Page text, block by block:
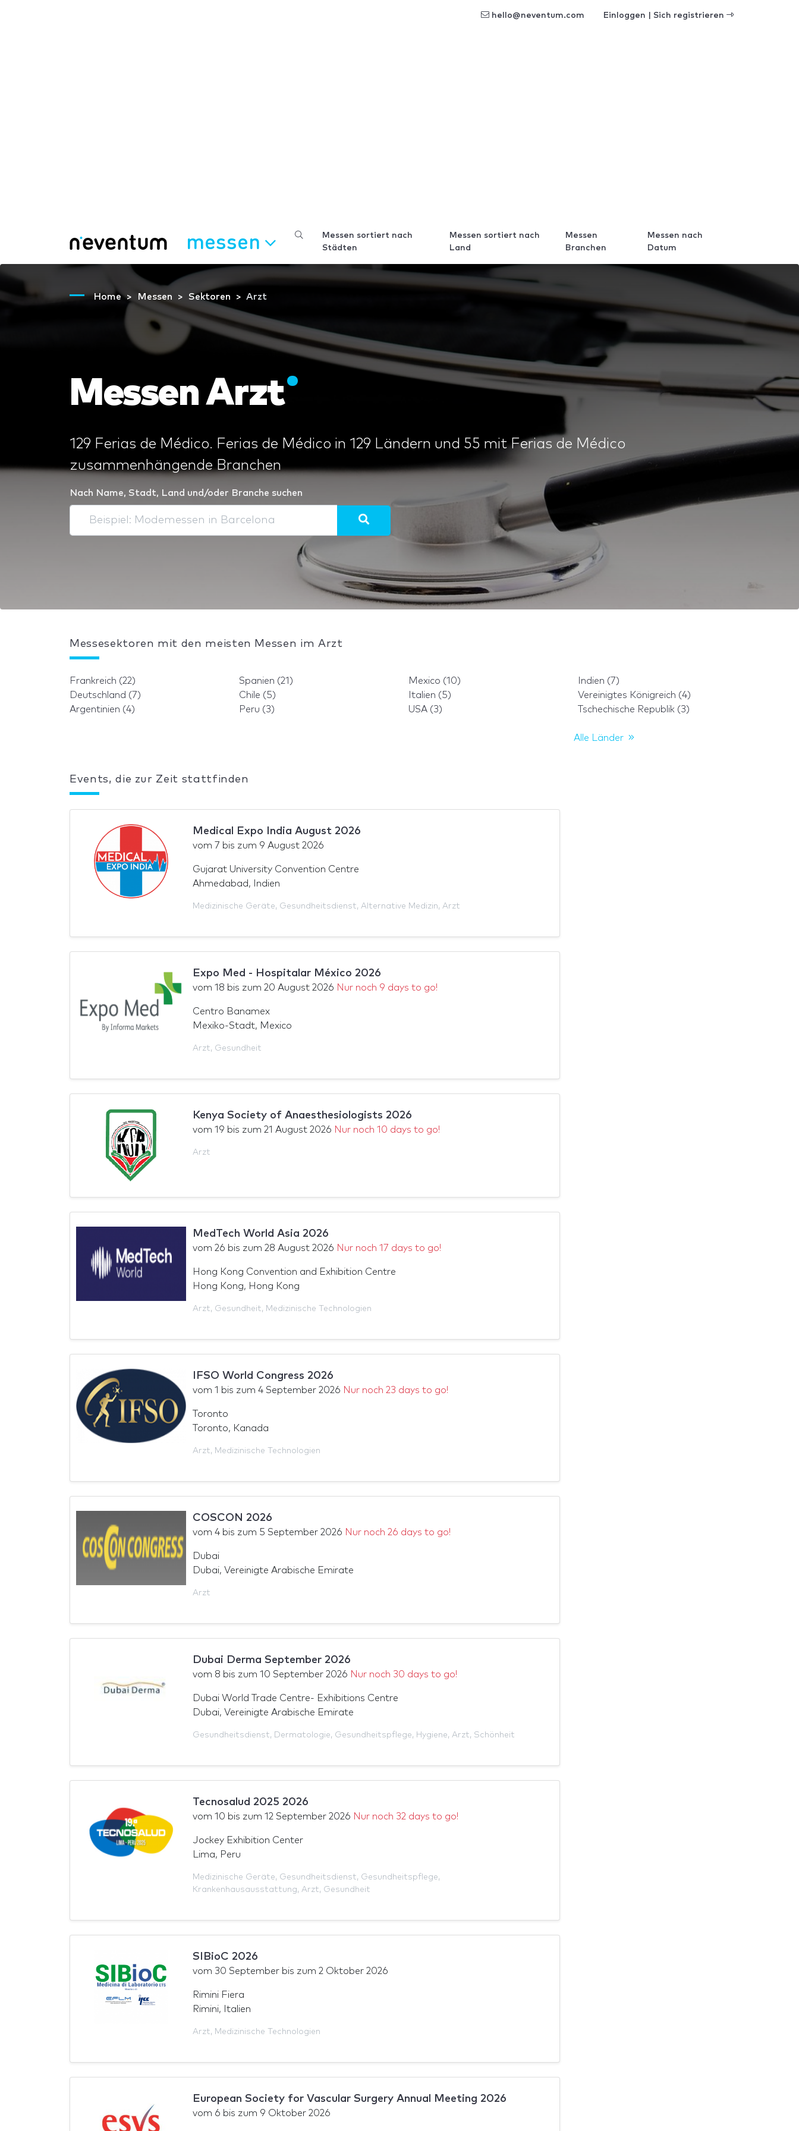
hello@neventum.com Einloggen | Sich registrieren
messen
Messen sortiert nach
Städten
Messen sortiert nach
Land
Messen
Branchen
Messen nach
Datum
Home Messen Sektoren Arzt
Messen Arzt
129 Ferias de Médico. Ferias de Médico in 129 Ländern und 55 mit Ferias de Médico
zusammenhängende Branchen
Nach Name, Stadt, Land und/oder Branche suchen
Messesektoren mit den meisten Messen im Arzt
Frankreich (22) Spanien (21) Mexico (10)
Indien (7)
Deutschland (7)
Chile (5) Italien (5)
Vereinigtes Königreich (4)
Argentinien (4)
Peru (3) USA (3) Tschechische Republik (3)
Alle Länder
Events, die zur Zeit stattfinden
Medical Expo India August 2026
vom 7 bis zum 9 August 2026
Gujarat University Convention Centre
Ahmedabad, Indien
Medizinische Geräte, Gesundheitsdienst, Alternative Medizin, Arzt
Expo Med - Hospitalar México 2026
vom 18 bis zum 20 August 2026 Nur noch 9 days to go!
Centro Banamex
Mexiko-Stadt, Mexico
Arzt, Gesundheit
Kenya Society of Anaesthesiologists 2026
vom 19 bis zum 21 August 2026 Nur noch 10 days to go!
Arzt
MedTech World Asia 2026
vom 26 bis zum 28 August 2026 Nur noch 17 days to go!
Hong Kong Convention and Exhibition Centre
Hong Kong, Hong Kong
Arzt, Gesundheit, Medizinische Technologien
IFSO World Congress 2026
vom 1 bis zum 4 September 2026 Nur noch 23 days to go!
Toronto
Toronto, Kanada
Arzt, Medizinische Technologien
COSCON 2026
vom 4bis zum 5 September 2026 Nur noch 26 days to go!
Dubai
Dubai, Vereinigte Arabische Emirate
Arzt
Dubai Derma September 2026
vom 8 bis zum 10 September 2026 Nur noch 30 days to go!
Dubai World Trade Centre- Exhibitions Centre
Dubai, Vereinigte Arabische Emirate
Gesundheitsdienst, Dermatologie, Gesundheitspflege, Hygiene, Arzt, Schönheit
Tecnosalud 2025 2026
vom 10 bis zum 12 September 2026 Nur noch 32 days to go!
Jockey Exhibition Center
Lima, Peru
Medizinische Geräte, Gesundheitsdienst, Gesundheitspflege,
Krankenhausausstattung, Arzt, Gesundheit
SIBioC 2026
vom 30 Septemberbis zum 2 Oktober 2026
Rimini Fiera
Rimini, Italien
Arzt, Medizinische Technologien
European Society for Vascular Surgery Annual Meeting 2026
vom 6 bis zum 9 Oktober 2026